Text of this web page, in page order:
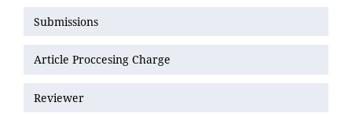
Submissions
Article Proccesing Charge
Reviewer